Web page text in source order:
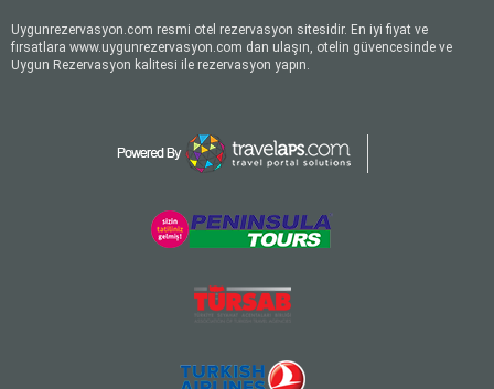
Uygunrezervasyon.com resmi otel rezervasyon sitesidir. En iyi fiyat ve
fırsatlara www.uygunrezervasyon.com dan ulaşın, otelin güvencesinde ve
Uygun Rezervasyon kalitesi ile rezervasyon yapın.